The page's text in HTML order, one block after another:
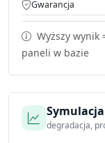
Gwarancja
Wyższy wynik
paneli w bazie
degradacja,